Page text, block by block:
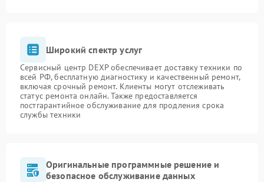
Широкий спектр услуг
Сервисный центр DEXP обеспечивает доставку техники по
всей РФ, бесплатную диагностику и качественный ремонт,
включая срочный ремонт. Клиенты могут отслеживать
статус ремонта онлайн. Также предоставляется
постгарантийное обслуживание для продления срока
службы техники
Оригинальные программные решение и
безопасное обслуживание данных